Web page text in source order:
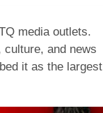
media outlets.
and news
it as the largest